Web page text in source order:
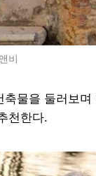
비
물을 둘러보며
천한다.